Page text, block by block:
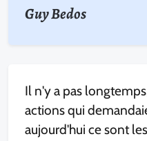
Guy Bedos
Il n'y a pas
actions qui
aujourd'hui ce sont